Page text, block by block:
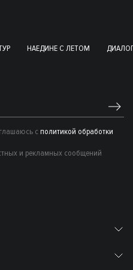
НАЕДИНЕ С ЛЕТОМ
с политикой обработки
и рекламных сообщений